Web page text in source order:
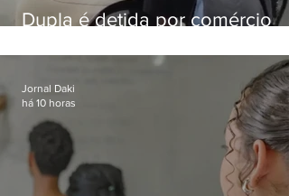
Dupla é detida por comércio
Bangu
Jornal Daki
há 10 horas